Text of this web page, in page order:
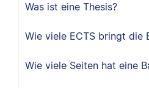
Was ist eine Thesis?
Wie viele ECTS bringt die
Wie viele Seiten hat eine